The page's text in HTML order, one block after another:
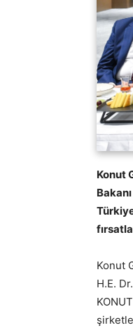
Konut
Konut
H.E.